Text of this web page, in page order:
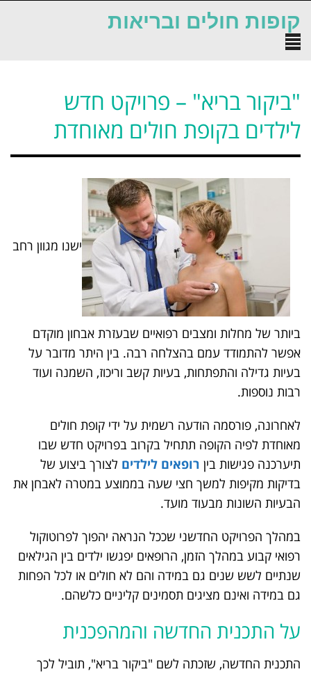
קופות חולים ובריאות
תפריט
"ביקור בריא" – פרויקט חדש
לילדים בקופת חולים מאוחדת
ישנו מגוון רחב
ביותר של מחלות ומצבים רפואיים שבעזרת אבחון מוקדם
אפשר להתמודד עמם בהצלחה רבה. בין היתר מדובר על
בעיות גדילה והתפתחות, בעיות קשב וריכוז, השמנה ועוד
רבות נוספות.
לאחרונה, פורסמה הודעה רשמית על ידי קופת חולים
מאוחדת לפיה הקופה תתחיל בקרוב בפרויקט חדש שבו
תיערכנה פגישות בין רופאים לילדים לצורך ביצוע של
בדיקות מקיפות למשך חצי שעה בממוצע במטרה לאבחן את
הבעיות השונות מבעוד מועד.
במהלך הפרויקט החדשני שככל הנראה יהפוך לפרוטוקול
רפואי קבוע במהלך הזמן, הרופאים יפגשו ילדים בין הגילאים
שנתיים לשש שנים גם במידה והם לא חולים או לכל הפחות
גם במידה ואינם מציגים תסמינים קליניים כלשהם.
על התכנית החדשה והמהפכנית
התכנית החדשה, שזכתה לשם "ביקור בריא", תוביל לכך